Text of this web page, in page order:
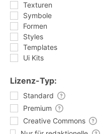
Texturen
Symbole
Formen
Styles
Templates
Ui Kits
Lizenz-Typ:
Standard
Premium
Creative Commons